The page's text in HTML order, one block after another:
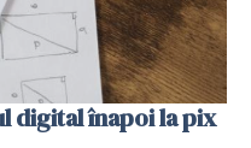
digital înapoi la pix